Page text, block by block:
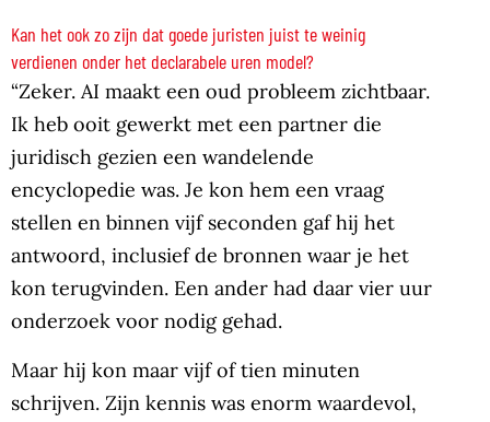
Kan het ook zo zijn dat goede juristen juist te weinig
verdienen onder het declarabele uren model?
“Zeker. AI maakt een oud probleem zichtbaar.
Ik heb ooit gewerkt met een partner die
juridisch gezien een wandelende
encyclopedie was. Je kon hem een vraag
stellen en binnen vijf seconden gaf hij het
antwoord, inclusief de bronnen waar je het
kon terugvinden. Een ander had daar vier uur
onderzoek voor nodig gehad.
Maar hij kon maar vijf of tien minuten
schrijven. Zijn kennis was enorm waardevol,